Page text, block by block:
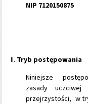
NIP 7120150875
Tryb postępowania
Niniejsze
zasady uczciwej
przejrzystości, w